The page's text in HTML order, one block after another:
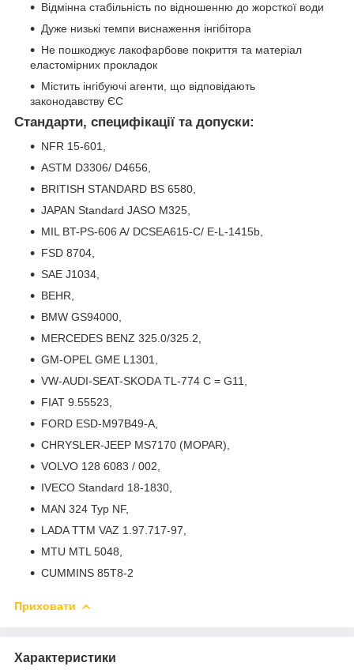
Відмінна стабільність по відношенню до жорсткої води
Дуже низькі темпи виснаження інгібітора
Не пошкоджує лакофарбове покриття та матеріал
еластомірних прокладок
Містить інгібуючі агенти, що відповідають
законодавству ЄС
Стандарти, специфікації та допуски:
NFR 15-601,
ASTM D3306/ D4656,
BRITISH STANDARD BS 6580,
JAPAN Standard JASO M325,
MIL BT-PS-606 A/ DCSEA615-C/ E-L-1415b,
FSD 8704,
SAE J1034,
BEHR,
BMW GS94000,
MERCEDES BENZ 325.0/325.2,
GM-OPEL GME L1301,
VW-AUDI-SEAT-SKODA TL-774 C = G11,
FIAT 9.55523,
FORD ESD-M97B49-A,
CHRYSLER-JEEP MS7170 (MOPAR),
VOLVO 128 6083 / 002,
IVECO Standard 18-1830,
MAN 324 Typ NF,
LADA TTM VAZ 1.97.717-97,
MTU MTL 5048,
CUMMINS 85T8-2
Приховати
Характеристики